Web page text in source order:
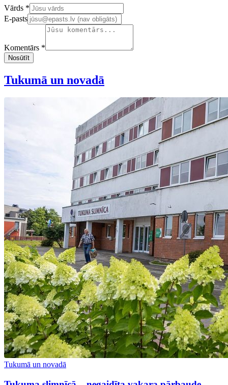
Confirm your email address
Vārds *
E-pasts
Komentārs *
Nosūtīt
Tukumā un novadā
Tukumā un novadā